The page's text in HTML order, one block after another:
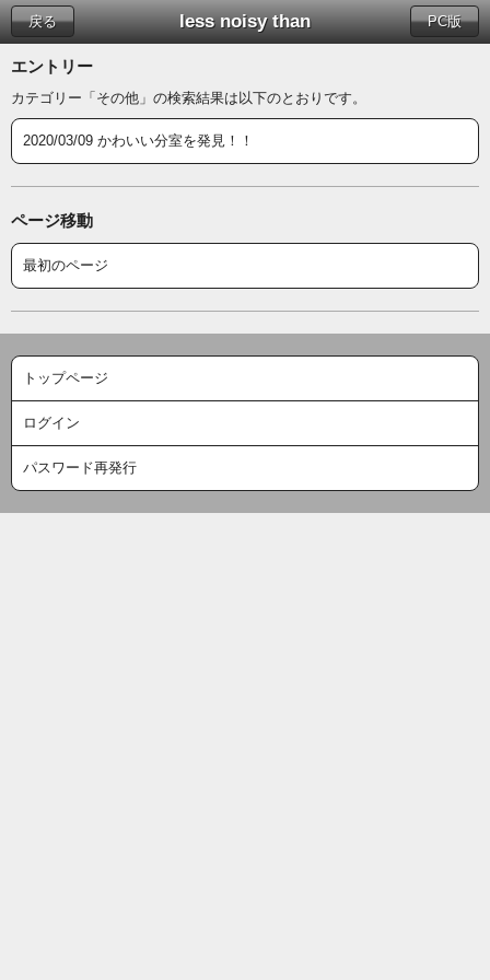
less noisy than
戻る PC版
エントリー
カテゴリー「その他」の検索結果は以下のとおりです。
2020/03/09 かわいい分室を発見！！
ページ移動
最初のページ
トップページ
ログイン
パスワード再発行